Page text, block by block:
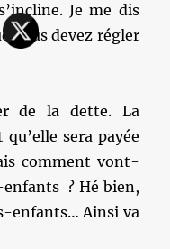
Je me dis
vous devez régler
de la dette. La
sera payée
comment vont-
? Hé bien,
enfants… Ainsi va